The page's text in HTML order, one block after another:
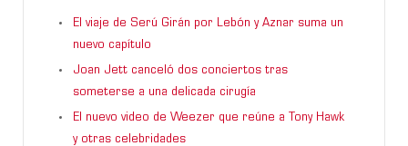
El viaje de Serú Girán por Lebón y Aznar suma un
nuevo capítulo
Joan Jett canceló dos conciertos tras
someterse a una delicada cirugía
El nuevo video de Weezer que reúne a Tony Hawk
y otras celebridades